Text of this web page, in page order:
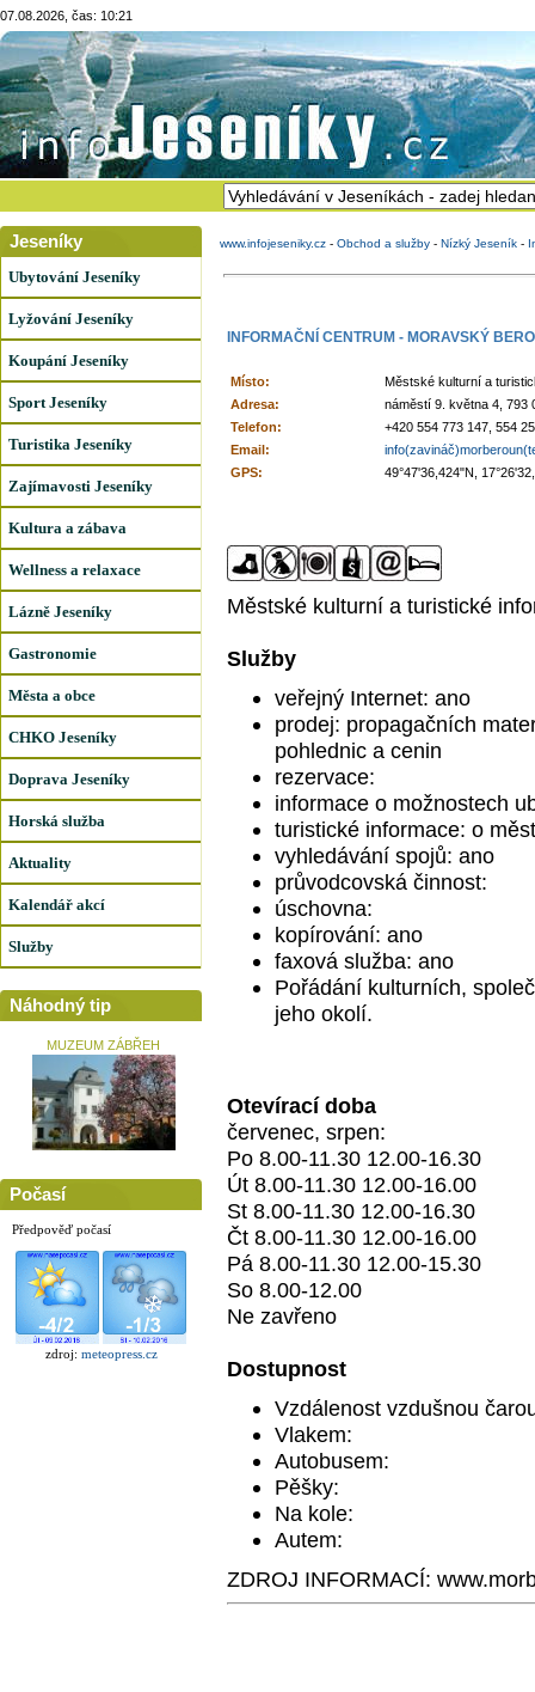
07.08.2026, čas: 10:21
Jeseníky
Ubytování Jeseníky
Lyžování Jeseníky
Koupání Jeseníky
Sport Jeseníky
Turistika Jeseníky
Zajímavosti Jeseníky
Kultura a zábava
Wellness a relaxace
Lázně Jeseníky
Gastronomie
Města a obce
CHKO Jeseníky
Doprava Jeseníky
Horská služba
Aktuality
Kalendář akcí
Služby
Náhodný tip
MUZEUM ZÁBŘEH
Počasí
Předpověď počasí
zdroj: meteopress.cz
www.infojeseniky.cz - Obchod a služby - Nízký Jeseník -
INFORMAČNÍ CENTRUM - MORAVSKÝ
Místo:
Městské kulturní a
Adresa:
náměstí 9. května 4, 793
Telefon:
+420 554 773 147, 554
Email:
GPS:
49°47'36,424"N,
Městské kulturní a turistické
Služby
veřejný Internet: ano
prodej: propagačních
pohlednic a cenin
rezervace:
informace o možnostech
turistické informace: o
vyhledávání spojů: ano
průvodcovská činnost:
úschovna:
kopírování: ano
faxová služba: ano
Pořádání kulturních,
jeho okolí.
Otevírací doba
červenec, srpen:
Po 8.00-11.30 12.00-16.30
Út 8.00-11.30 12.00-16.00
St 8.00-11.30 12.00-16.30
Čt 8.00-11.30 12.00-16.00
Pá 8.00-11.30 12.00-15.30
So 8.00-12.00
Ne zavřeno
Dostupnost
Vzdálenost vzdušnou
Vlakem:
Autobusem:
Pěšky:
Na kole:
Autem:
ZDROJ INFORMACÍ: